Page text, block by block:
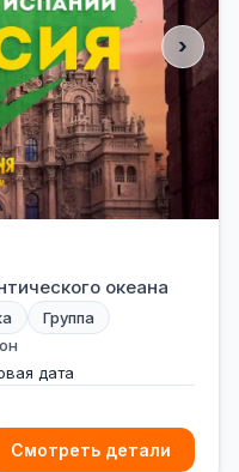
›
океана
Группа
дата
Смотреть детали